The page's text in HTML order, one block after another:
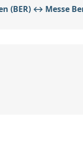
(BER) ↔ Messe